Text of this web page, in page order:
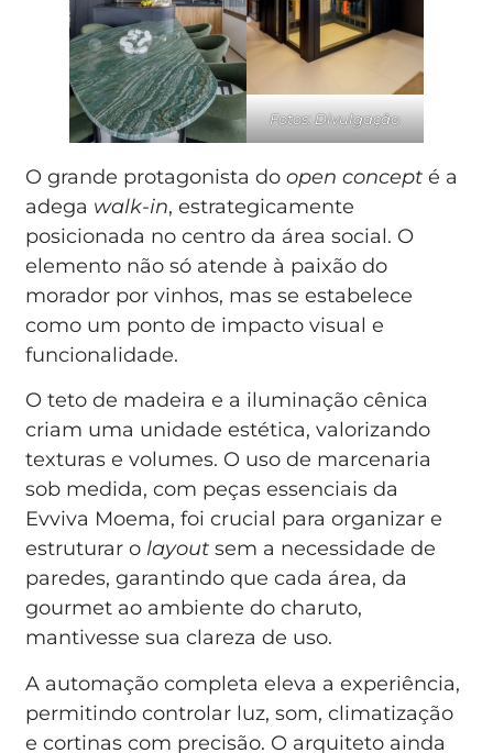
Fotos: Divulgação
O grande protagonista doopen concept é a
adega walk-in, estrategicamente
posicionada no centro da área social. O
elemento não só atende à paixão do
morador por vinhos, mas se estabelece
como um ponto de impacto visual e
funcionalidade.
O teto de madeira e a iluminação cênica
criam uma unidade estética, valorizando
texturas e volumes. O uso de marcenaria
sob medida, com peças essenciais da
Evviva Moema, foi crucial para organizar e
estruturar o layout sem a necessidade de
paredes, garantindo que cada área, da
gourmet ao ambiente do charuto,
mantivesse sua clareza de uso.
A automação completa eleva a experiência,
permitindo controlar luz, som, climatização
e cortinas com precisão. O arquiteto ainda